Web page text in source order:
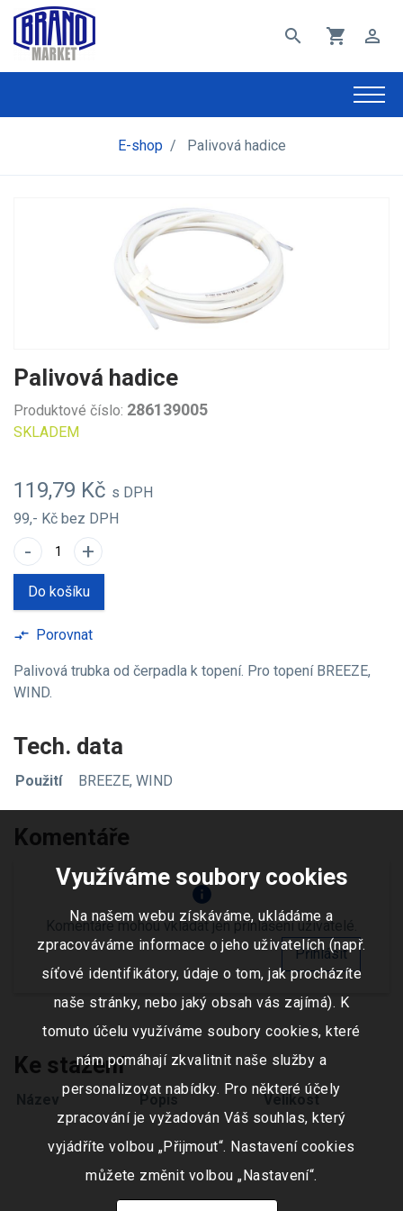
search shopping_cart perm_identity
E-shop / Palivová hadice
Palivová hadice
Produktové číslo: 286139005
SKLADEM
119,79 Kč s DPH
99,- Kč bez DPH
- +
Do košíku
compare_arrows Porovnat
Palivová trubka od čerpadla k topení. Pro topení BREEZE,
WIND.
Tech. data
Použití BREEZE, WIND
Komentáře
info
Komentáře mohou vkládat jen přihlášení uživatelé.
Přihlásit
Ke stažení
Název Popis Velikost
Využíváme soubory cookies
Na našem webu získáváme, ukládáme a
zpracováváme informace o jeho uživatelích (např.
síťové identifikátory, údaje o tom, jak procházíte
naše stránky, nebo jaký obsah vás zajímá). K
tomuto účelu využíváme soubory cookies, které
nám pomáhají zkvalitnit naše služby a
personalizovat nabídky. Pro některé účely
zpracování je vyžadován Váš souhlas, který
vyjádříte volbou „Přijmout“. Nastavení cookies
můžete změnit volbou „Nastavení“.